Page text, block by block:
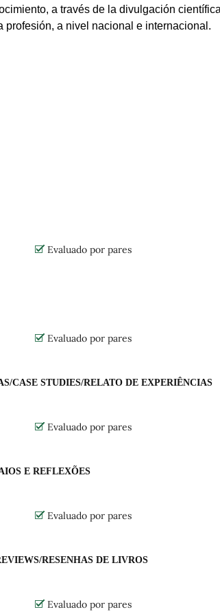
a través de la divulgación
profesión, a nivel nacional e internacional.
Evaluado por pares
Evaluado por pares
CASE STUDIES/RELATO DE EXPERIÊNCIAS
Evaluado por pares
E REFLEXÕES
Evaluado por pares
RESENHAS DE LIVROS
Evaluado por pares